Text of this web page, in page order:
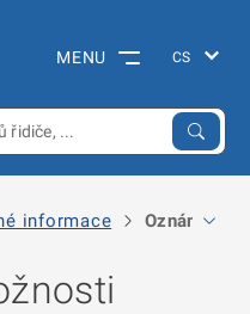
MENU
informace Oznámení